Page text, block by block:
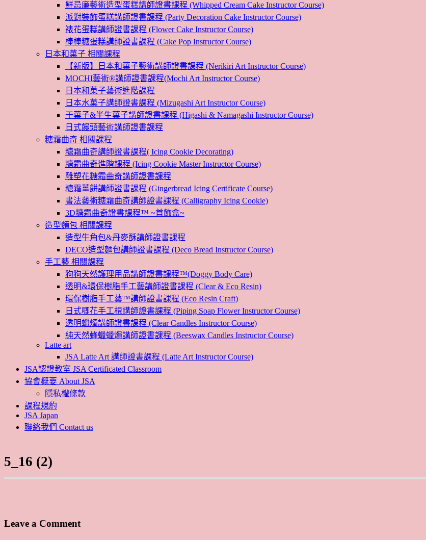
鮮忌廉藝術造型蛋糕講師證書課程 (Whipped Cream Cake Instructor Course)
派對裝飾蛋糕講師證書課程 (Party Decoration Cake Instructor Course)
裱花蛋糕講師證書課程 (Flower Cake Instructor Course)
棒棒糖蛋糕講師證書課程 (Cake Pop Instructor Course)
日本和菓子 相關課程
【新版】日本和菓子藝術講師證書課程 (Nerikiri Art Instructor Course)
MOCHI藝術®講師證書課程(Mochi Art Instructor Course)
日本和菓子藝術進階課程
日本水菓子講師證書課程 (Mizugashi Art Instructor Course)
干菓子&半生菓子講師證書課程 (Higashi & Namagashi Instructor Course)
日式饅頭藝術講師證書課程
糖霜曲奇 相關課程
糖霜曲奇講師證書課程( Icing Cookie Decorating)
糖霜曲奇進階課程 (Icing Cookie Master Instructor Course)
雕塑花糖霜曲奇講師證書課程
糖霜薑餅講師證書課程 (Gingerbread Icing Certificate Course)
書法藝術糖霜曲奇講師證書課程 (Calligraphy Icing Cookie)
3D糖霜曲奇證書課程™ ~首飾盒~
造型麵包 相關課程
造型牛角包&丹麥酥講師證書課程
DECO造型麵包講師證書課程 (Deco Bread Instructor Course)
手工藝 相關課程
狗狗天然護理用品講師證書課程™(Doggy Body Care)
透明&環保樹脂手工藝講師證書課程 (Clear & Eco Resin)
環保樹脂手工藝™講師證書課程 (Eco Resin Craft)
日式唧花手工梘講師證書課程 (Piping Soap Flower Instructor Course)
透明蠟燭講師證書課程 (Clear Candles Instructor Course)
純天然蜂蠟蠟燭講師證書課程 (Beeswax Candles Instructor Course)
Latte art
JSA Latte Art 講師證書課程 (Latte Art Instructor Course)
JSA認證教室 JSA Certificated Classroom
協會概要 About JSA
隱私權條款
課程規約
JSA Japan
聯絡我們 Contact us
5_16 (2)
Leave a Comment